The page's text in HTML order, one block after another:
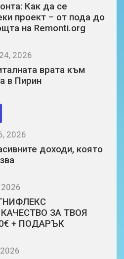
Как да се
проект – от пода до
на Remonti.org
2026
врата към
в Пирин
2026
доходи, която
ЗА ТВОЯ
+ ПОДАРЪК